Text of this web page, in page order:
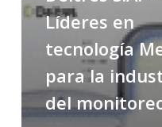
Líderes en
tecnología
para la
del